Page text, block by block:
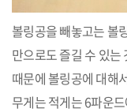
볼링공을 빼놓고는 볼
만으로도 즐길 수 있는
때문에 볼링공에 대해
무게는 적게는 6파운